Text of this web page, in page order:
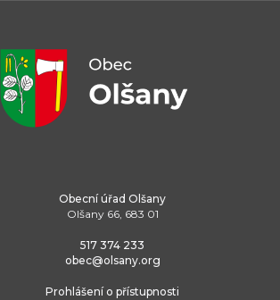
Obecní úřad Olšany
Olšany 66, 683 01
517 374 233
obec@olsany.org
Prohlášení o přístupnosti